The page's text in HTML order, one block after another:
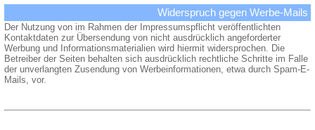
Widerspruch gegen Werbe-Mails
Der Nutzung von im Rahmen der Impressumspflicht veröffentlichten
Kontaktdaten zur Übersendung von nicht ausdrücklich angeforderter
Werbung und Informationsmaterialien wird hiermit widersprochen. Die
Betreiber der Seiten behalten sich ausdrücklich rechtliche Schritte im Falle
der unverlangten Zusendung von Werbeinformationen, etwa durch Spam-E-
Mails, vor.